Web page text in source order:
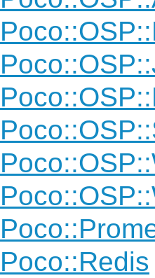
Poco::Redis